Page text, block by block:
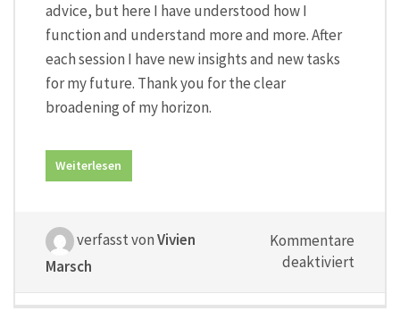
advice, but here I have understood how I
function and understand more and more. After
each session I have new insights and new tasks
for my future. Thank you for the clear
broadening of my horizon.
Weiterlesen
verfasst vonVivien
Marsch
Kommentare
deaktiviert